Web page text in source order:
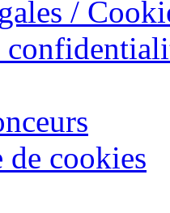
/
de cookies